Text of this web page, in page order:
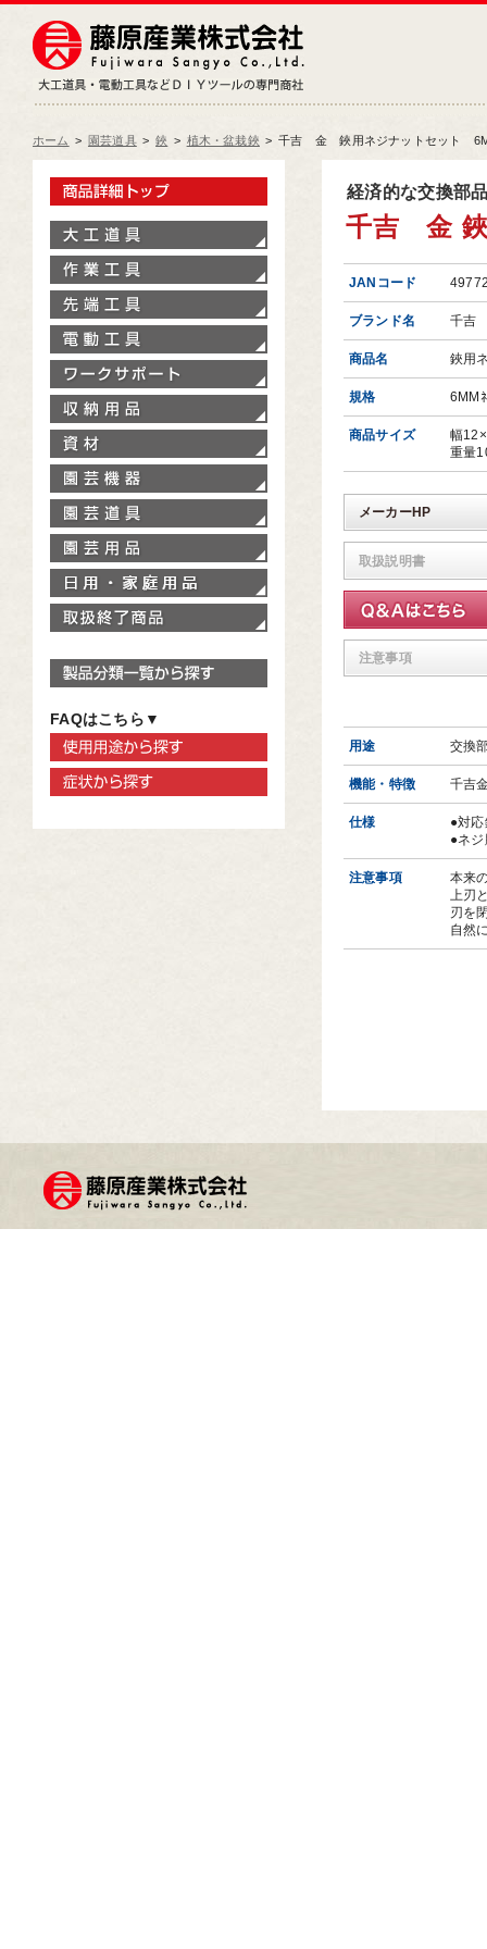
ホーム > 園芸道具 > 鋏 > 植木・盆栽鋏 > 千吉 金 鋏用ネジナットセット
経済的な交換部
千吉 金 鋏
JANコード
ブランド名 千吉
商品名 鋏用
規格 6MM
商品サイズ
幅
重量
メーカーHP
取扱説明書
注意事項
用途 交換
機能・特徴 千吉
仕様
●対
●ネ
注意事項
本来
上刃
刃を
自然
製品情報トップ
ワークサポート
製品分類一覧から探す
FAQはこちら▼
使用用途から探す